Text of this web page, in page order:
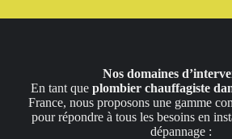
Nos domaines
En tant que plombier chauffagiste
France, nous proposons une gamme
pour répondre à tous les besoins en
dépannage :